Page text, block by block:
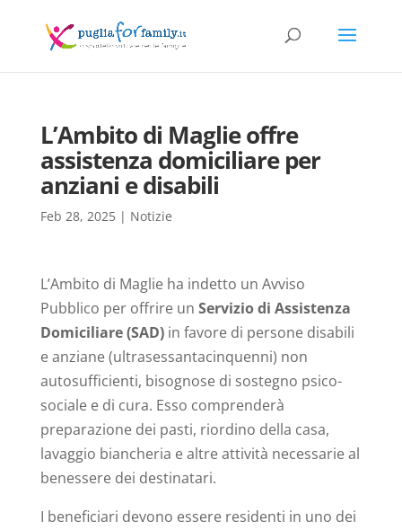
L’Ambito di Maglie offre
assistenza domiciliare per
anziani e disabili
Feb 28, 2025| Notizie
L’Ambito di Maglie ha indetto un Avviso
Pubblico per offrire un Servizio di Assistenza
Domiciliare (SAD)in favore di persone disabili
e anziane (ultrasessantacinquenni) non
autosufficienti, bisognose di sostegno psico-
sociale e di cura. Esso comprenderà
preparazione dei pasti, riordino della casa,
lavaggio biancheria e altre attività necessarie al
benessere dei destinatari.
I beneficiari devono essere residenti in uno dei